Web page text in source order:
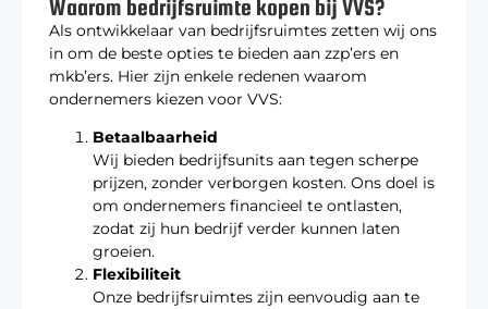
Waarom bedrijfsruimte kopen bij VVS?
Als ontwikkelaar van bedrijfsruimtes zetten wij ons
in om de beste opties te bieden aan zzp’ers en
mkb’ers. Hier zijn enkele redenen waarom
ondernemers kiezen voor VVS:
Betaalbaarheid
Wij bieden bedrijfsunits aan tegen scherpe
prijzen, zonder verborgen kosten. Ons doel is
om ondernemers financieel te ontlasten,
zodat zij hun bedrijf verder kunnen laten
groeien.
Flexibiliteit
Onze bedrijfsruimtes zijn eenvoudig aan te